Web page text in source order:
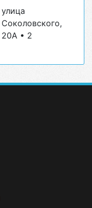
улица
Соколовского,
20А • 2